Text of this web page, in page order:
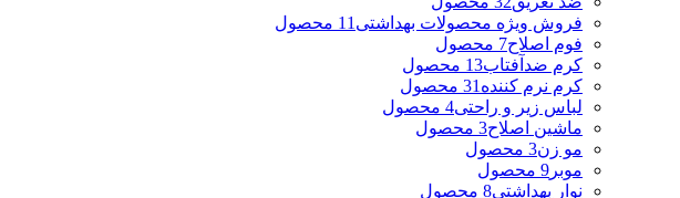
فروش ویژه محصولات بهداشتی 11 محصول
فوم اصلاح7 محصول
کرم ضدآفتاب13 محصول
کرم نرم کننده 31 محصول
لباس زیر و راحتی4 محصول
ماشین اصلاح3 محصول
مو زن3 محصول
موبر 9 محصول
نوار بهداشتی8 محصول